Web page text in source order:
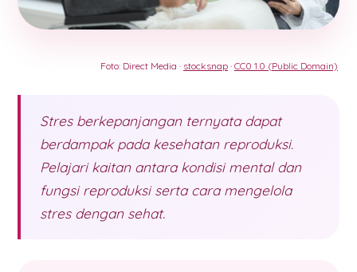
Foto: Direct Media · stocksnap · CC0 1.0 (Public Domain)
Stres berkepanjangan ternyata dapat
berdampak pada kesehatan reproduksi.
Pelajari kaitan antara kondisi mental dan
fungsi reproduksi serta cara mengelola
stres dengan sehat.